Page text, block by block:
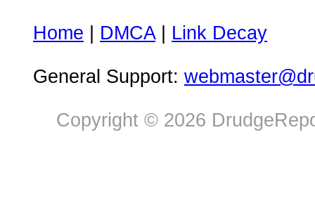
Home DMCA| Link Decay
General Support:
Copyright © 2026